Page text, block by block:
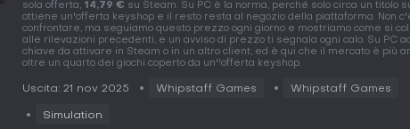
sola offerta, 14,79 € su Steam. Su PC è la norma, perché solo circa un titolo
ottiene un'offerta keyshop e il resto resta al negozio della piattaforma. Non
confrontare, ma seguiamo questo prezzo ogni giorno e mostriamo come si
alle rilevazioni precedenti, e un avviso di prezzo ti segnala ogni calo. Su PC
chiave da attivare in Steam o in un altro client, ed è qui che il mercato è più
oltre un quarto dei giochi coperto da un''offerta keyshop.
Uscita: 21 nov 2025 Whipstaff Games Whipstaff Games
Simulation